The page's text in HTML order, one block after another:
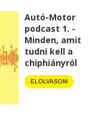
Autó-Motor
podcast 1. -
Minden, amit
tudni kell a
chiphiányról
ELOLVASOM